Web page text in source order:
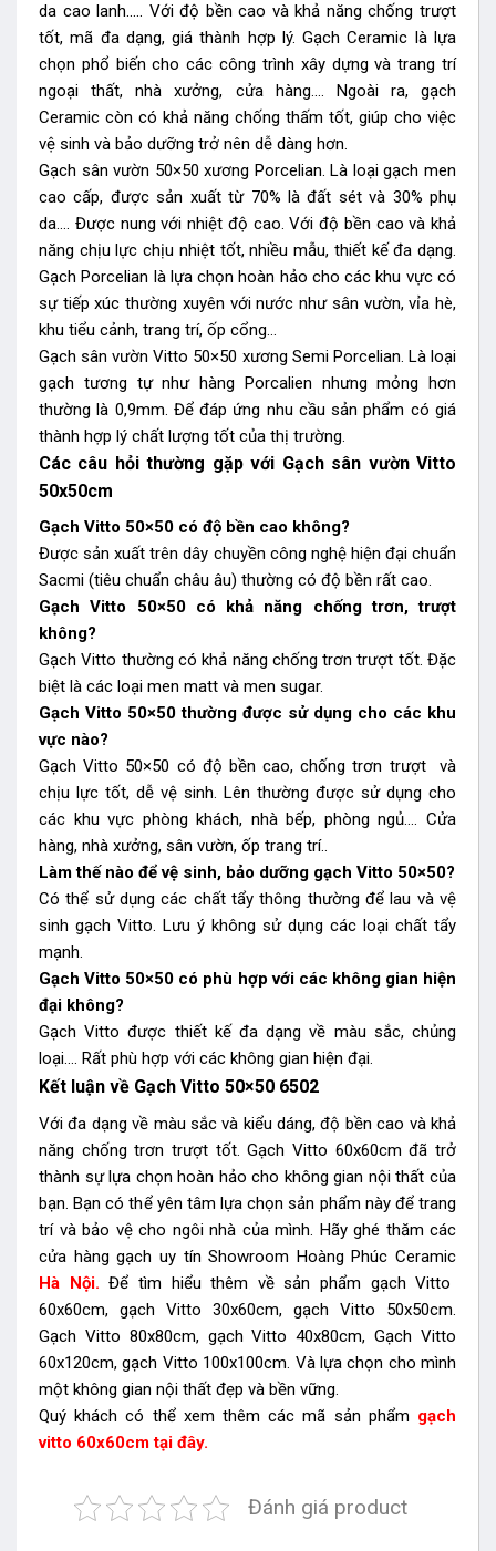
da cao lanh….. Với độ bền cao và khả năng chống trượt
tốt, mã đa dạng, giá thành hợp lý. Gạch Ceramic là lựa
chọn phổ biến cho các công trình xây dựng và trang trí
ngoại thất, nhà xưởng, cửa hàng…. Ngoài ra, gạch
Ceramic còn có khả năng chống thấm tốt, giúp cho việc
vệ sinh và bảo dưỡng trở nên dễ dàng hơn.
Gạch sân vườn 50×50 xương Porcelian. Là loại gạch men
cao cấp, được sản xuất từ 70% là đất sét và 30% phụ
da…. Được nung với nhiệt độ cao. Với độ bền cao và khả
năng chịu lực chịu nhiệt tốt, nhiều mẫu, thiết kế đa dạng.
Gạch Porcelian là lựa chọn hoàn hảo cho các khu vực có
sự tiếp xúc thường xuyên với nước như sân vườn, vỉa hè,
khu tiểu cảnh, trang trí, ốp cổng…
Gạch sân vườn Vitto 50×50 xương Semi Porcelian. Là loại
gạch tương tự như hàng Porcalien nhưng mỏng hơn
thường là 0,9mm. Để đáp ứng nhu cầu sản phẩm có giá
thành hợp lý chất lượng tốt của thị trường.
Các câu hỏi thường gặp với Gạch sân vườn Vitto
50x50cm
Gạch Vitto 50×50 có độ bền cao không?
Được sản xuất trên dây chuyền công nghệ hiện đại chuẩn
Sacmi (tiêu chuẩn châu âu) thường có độ bền rất cao.
Gạch Vitto 50×50 có khả năng chống trơn, trượt
không?
Gạch Vitto thường có khả năng chống trơn trượt tốt. Đặc
biệt là các loại men matt và men sugar.
Gạch Vitto 50×50 thường được sử dụng cho các khu
vực nào?
Gạch Vitto 50×50 có độ bền cao, chống trơn trượt và
chịu lực tốt, dễ vệ sinh. Lên thường được sử dụng cho
các khu vực phòng khách, nhà bếp, phòng ngủ…. Cửa
hàng, nhà xưởng, sân vườn, ốp trang trí..
Làm thế nào để vệ sinh, bảo dưỡng gạch Vitto 50×50?
Có thể sử dụng các chất tẩy thông thường để lau và vệ
sinh gạch Vitto. Lưu ý không sử dụng các loại chất tẩy
mạnh.
Gạch Vitto 50×50 có phù hợp với các không gian hiện
đại không?
Gạch Vitto được thiết kế đa dạng về màu sắc, chủng
loại…. Rất phù hợp với các không gian hiện đại.
Kết luận về Gạch Vitto 50×50 6502
Với đa dạng về màu sắc và kiểu dáng, độ bền cao và khả
năng chống trơn trượt tốt. Gạch Vitto 60x60cm đã trở
thành sự lựa chọn hoàn hảo cho không gian nội thất của
bạn. Bạn có thể yên tâm lựa chọn sản phẩm này để trang
trí và bảo vệ cho ngôi nhà của mình. Hãy ghé thăm các
cửa hàng gạch uy tín Showroom Hoàng Phúc Ceramic
Hà Nội. Để tìm hiểu thêm về sản phẩm gạch Vitto
60x60cm, gạch Vitto 30x60cm, gạch Vitto 50x50cm.
Gạch Vitto 80x80cm, gạch Vitto 40x80cm, Gạch Vitto
60x120cm, gạch Vitto 100x100cm. Và lựa chọn cho mình
một không gian nội thất đẹp và bền vững.
Quý khách có thể xem thêm các mã sản phẩm gạch
vitto 60x60cm tại đây.
Đánh giá product